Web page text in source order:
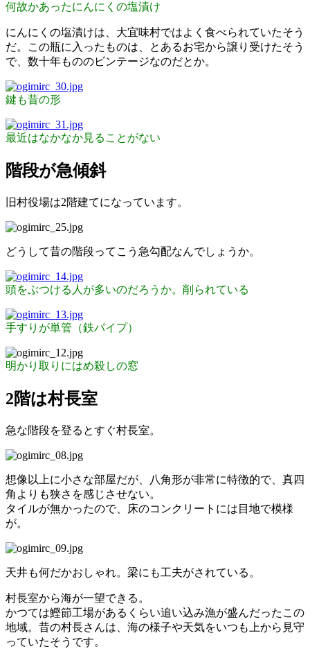
何故かあったにんにくの塩漬け
にんにくの塩漬けは、大宜味村ではよく食べられていたそう
だ。この瓶に入ったものは、とあるお宅から譲り受けたそう
で、数十年もののビンテージなのだとか。
鍵も昔の形
最近はなかなか見ることがない
階段が急傾斜
旧村役場は2階建てになっています。
どうして昔の階段ってこう急勾配なんでしょうか。
頭をぶつける人が多いのだろうか。削られている
手すりが単管（鉄パイプ）
明かり取りにはめ殺しの窓
2階は村長室
急な階段を登るとすぐ村長室。
想像以上に小さな部屋だが、八角形が非常に特徴的で、真四
角よりも狭さを感じさせない。
タイルが無かったので、床のコンクリートには目地で模様
が。
天井も何だかおしゃれ。梁にも工夫がされている。
村長室から海が一望できる。
かつては鰹節工場があるくらい追い込み漁が盛んだったこの
地域。昔の村長さんは、海の様子や天気をいつも上から見守
っていたそうです。